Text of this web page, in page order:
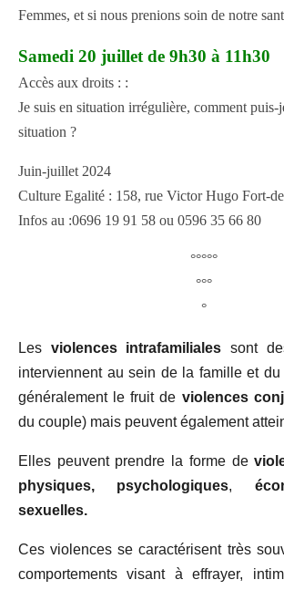
Femmes, et si nous prenions soin de notre
Samedi 20 juillet de 9h30 à 11h30
Accès aux droits : :
Je suis en situation irrégulière, comment puis-
situation ?
Juin-juillet 2024
Culture Egalité : 158, rue Victor Hugo Fort-
Infos au :0696 19 91 58 ou 0596 35 66 80
°°°°°
°°°
°
Les violences intrafamiliales sont
interviennent au sein de la famille et du
généralement le fruit de violences
du couple) mais peuvent également
Elles peuvent prendre la forme de
physiques, psychologiques,
sexuelles.
Ces violences se caractérisent très
comportements visant à effrayer,